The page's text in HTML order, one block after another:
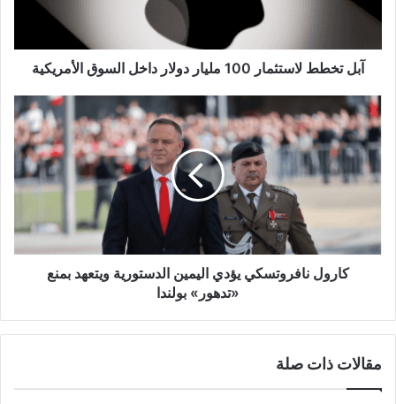
داخل
الأمريكية
آبل تخطط لاستثمار 100 مليار دولار داخل السوق الأمريكية
كارول
نافروتسكي
يؤدي
اليمين
الدستورية
«تدهور»
بولندا
كارول نافروتسكي يؤدي اليمين الدستورية ويتعهد بمنع
«تدهور» بولندا
مقالات ذات صلة